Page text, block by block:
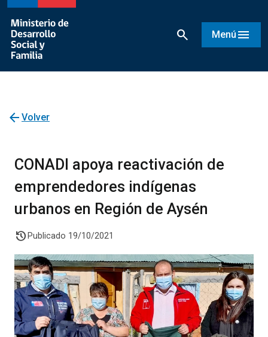
search Menú menu
arrow_back Volver
CONADI apoya reactivación de
emprendedores indígenas
urbanos en Región de Aysén
history Publicado 19/10/2021